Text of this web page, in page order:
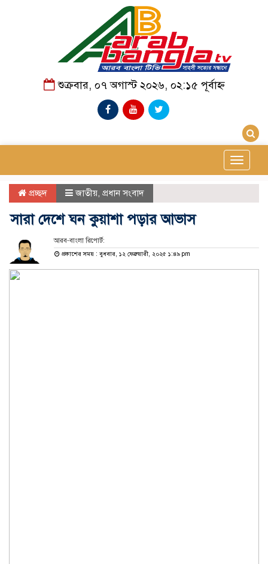
শুক্রবার, ০৭ অগাস্ট ২০২৬, ০২:১৫ পূর্বাহ্ন
Toggle
প্রচ্ছদ জাতীয়, প্রধান সংবাদ
সারা দেশে ঘন কুয়াশা পড়ার আভাস
আরব-বাংলা রিপোর্ট:
প্রকাশের সময় : বুধবার, ১২ ফেব্রুয়ারী, ২০২৫ ১:৪৯ pm